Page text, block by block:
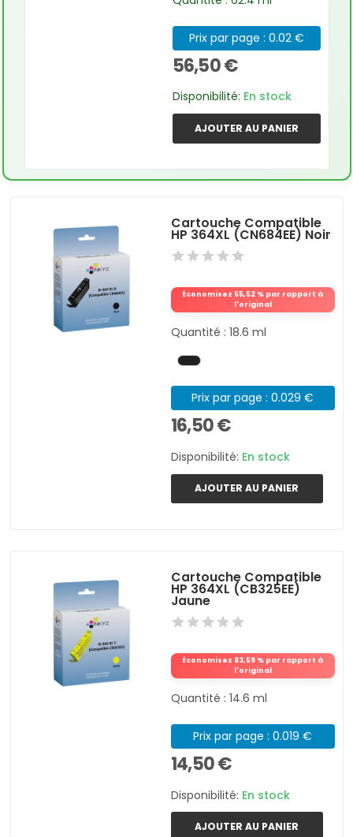
Prix par page : 0.02 €
56,50 €
Disponibilité: En stock
AJOUTER AU PANIER
Cartouche Compatible
HP 364XL (CN684EE) Noir
Économisez 55,52 % par rapport à
l'original
Quantité : 18.6 ml
Prix par page : 0.029 €
16,50 €
Disponibilité: En stock
AJOUTER AU PANIER
Cartouche Compatible
HP 364XL (CB325EE)
Jaune
Économisez 83,59 % par rapport à
l'original
Quantité : 14.6 ml
Prix par page : 0.019 €
14,50 €
Disponibilité: En stock
AJOUTER AU PANIER